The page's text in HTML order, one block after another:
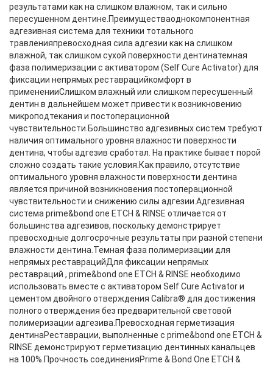
результатами как на слишком влажном, так и сильно
пересушенном дентине.Преимуществаоднокомпонентная
адгезивная система для техники тотального
травленияпревосходная сила адгезии как на слишком
влажной, так слишком сухой поверхности дентинатемная
фаза полимеризации с активатором (Self Cure Activator) для
фиксации непрямых реставрацийкомфорт в
примененииСлишком влажный или слишком пересушенный
дентин в дальнейшем может привести к возникновению
микроподтекания и постоперационной
чувствительности.Большинство адгезивных систем требуют
наличия оптимального уровня влажности поверхности
дентина, чтобы адгезив сработал. На практике бывает порой
сложно создать такие условия.Как правило, отсутствие
оптимального уровня влажности поверхности дентина
является причиной возникновения постоперационной
чувствительности и снижению силы адгезии.Адгезивная
система prime&bond one ETCH & RINSE отличается от
большинства адгезивов, поскольку демонстрирует
превосходные долгосрочные результаты при разной степени
влажности дентина.Темная фаза полимеризации для
непрямых реставрацийДля фиксации непрямых
реставраций , prime&bond one ETCH & RINSE необходимо
использовать вместе с активатором Self Cure Activator и
цементом двойного отверждения Calibra® для достижения
полного отверждения без предварительной световой
полимеризации адгезива.Превосходная герметизация
дентинаРеставрации, выполненные с prime&bond one ETCH &
RINSE демонстрируют герметизацию дентинных канальцев
на 100%.Прочность соединенияPrime & Bond One ETCH &